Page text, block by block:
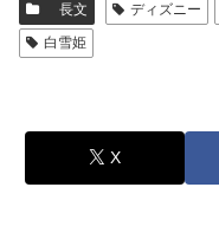
長文 ディズニー
白雪姫
X